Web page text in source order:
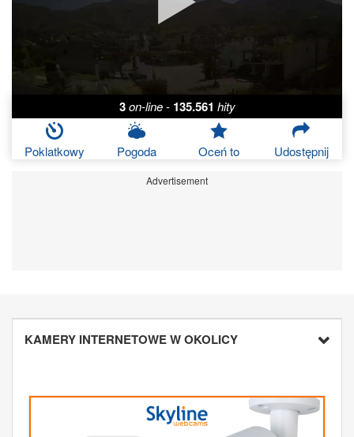
3 on-line - 135.561 hity
Poklatkowy Pogoda Oceń to Udostępnij
Advertisement
KAMERY INTERNETOWE W OKOLICY